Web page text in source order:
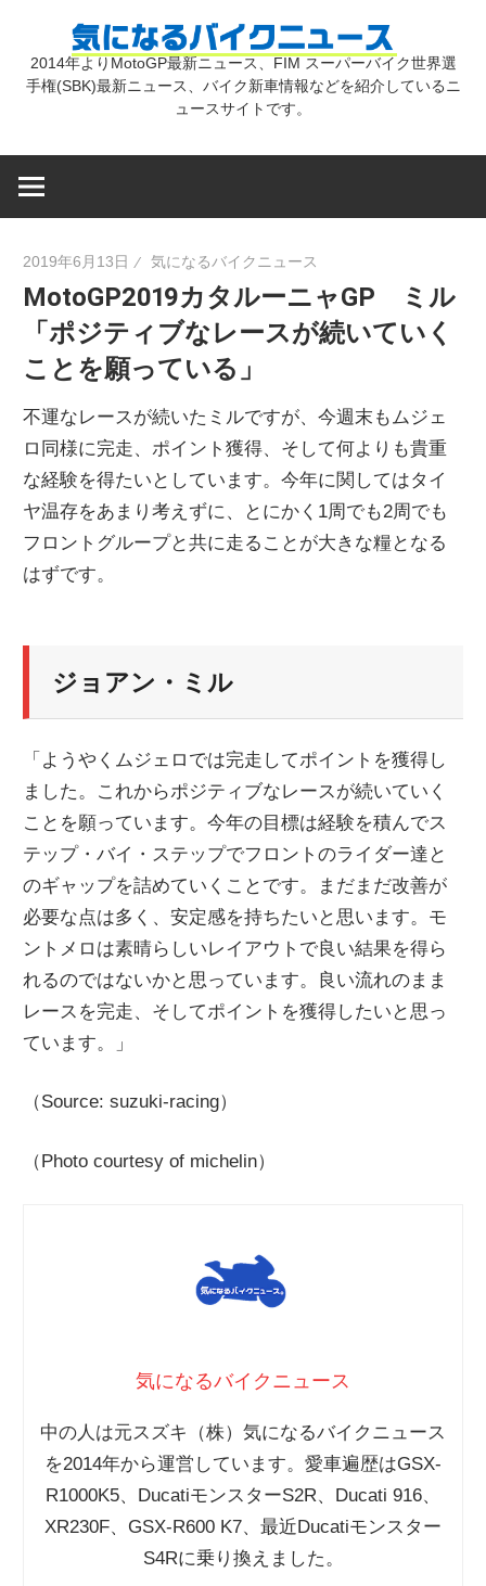
気
バ
ク
ニ
ス
2014年よりMotoGP最新ニュース、FIM スーパーバイク世界選
手権(SBK)最新ニュース、バイク新車情報などを紹介しているニ
ュースサイトです。
2019年6月13日 気になるバイクニュース
MotoGP2019カタルーニャGP ミル
「ポジティブなレースが続いていく
ことを願っている」
不運なレースが続いたミルですが、今週末もムジェ
ロ同様に完走、ポイント獲得、そして何よりも貴重
な経験を得たいとしています。今年に関してはタイ
ヤ温存をあまり考えずに、とにかく1周でも2周でも
フロントグループと共に走ることが大きな糧となる
はずです。
ジョアン・ミル
「ようやくムジェロでは完走してポイントを獲得し
ました。これからポジティブなレースが続いていく
ことを願っています。今年の目標は経験を積んでス
テップ・バイ・ステップでフロントのライダー達と
のギャップを詰めていくことです。まだまだ改善が
必要な点は多く、安定感を持ちたいと思います。モ
ントメロは素晴らしいレイアウトで良い結果を得ら
れるのではないかと思っています。良い流れのまま
レースを完走、そしてポイントを獲得したいと思っ
ています。」
（Source: suzuki-racing）
（Photo courtesy of michelin）
気になるバイクニュース
中の人は元スズキ（株）気になるバイクニュース
を2014年から運営しています。愛車遍歴はGSX-
R1000K5、DucatiモンスターS2R、Ducati 916、
XR230F、GSX-R600 K7、最近Ducatiモンスター
S4Rに乗り換えました。